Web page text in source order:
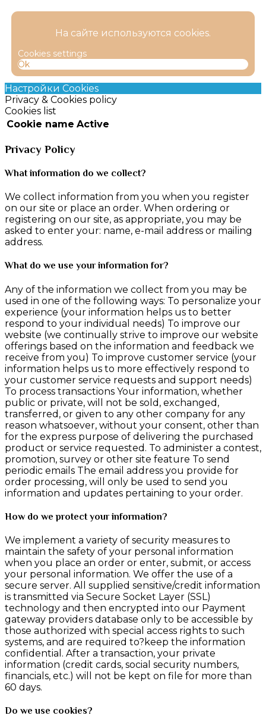
На сайте используются cookies.
Cookies settings
Ok
Настройки Cookies
Privacy & Cookies policy
Cookies list
Cookie name Active
Privacy Policy
What information do we collect?
We collect information from you when you register
on our site or place an order. When ordering or
registering on our site, as appropriate, you may be
asked to enter your: name, e-mail address or mailing
address.
What do we use your information for?
Any of the information we collect from you may be
used in one of the following ways: To personalize your
experience (your information helps us to better
respond to your individual needs) To improve our
website (we continually strive to improve our website
offerings based on the information and feedback we
receive from you) To improve customer service (your
information helps us to more effectively respond to
your customer service requests and support needs)
To process transactions Your information, whether
public or private, will not be sold, exchanged,
transferred, or given to any other company for any
reason whatsoever, without your consent, other than
for the express purpose of delivering the purchased
product or service requested. To administer a contest,
promotion, survey or other site feature To send
periodic emails The email address you provide for
order processing, will only be used to send you
information and updates pertaining to your order.
How do we protect your information?
We implement a variety of security measures to
maintain the safety of your personal information
when you place an order or enter, submit, or access
your personal information. We offer the use of a
secure server. All supplied sensitive/credit information
is transmitted via Secure Socket Layer (SSL)
technology and then encrypted into our Payment
gateway providers database only to be accessible by
those authorized with special access rights to such
systems, and are required to?keep the information
confidential. After a transaction, your private
information (credit cards, social security numbers,
financials, etc.) will not be kept on file for more than
60 days.
Do we use cookies?